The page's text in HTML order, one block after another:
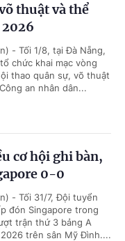
thuật và thể
- Tối 1/8, tại Đà Nẵng,
chức khai mạc vòng
thao quân sự, võ thuật
an nhân dân...
cơ hội ghi bàn,
0-0
- Tối 31/7, Đội tuyển
đón Singapore trong
trận thứ 3 bảng A
2026 trên sân Mỹ Đình....